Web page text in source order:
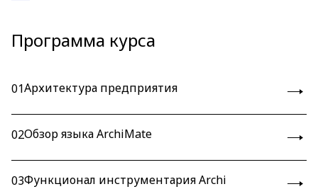
Программа курса
01Архитектура предприятия
02Обзор языка ArchiMate
03Функционал инструментария Archi